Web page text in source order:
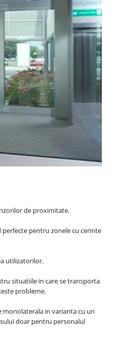
de proximitate.
pentru zonele cu cerinte
utilizatorilor.
situatiile in care se transporta
probleme.
monolaterala in varianta cu un
doar pentru personalul